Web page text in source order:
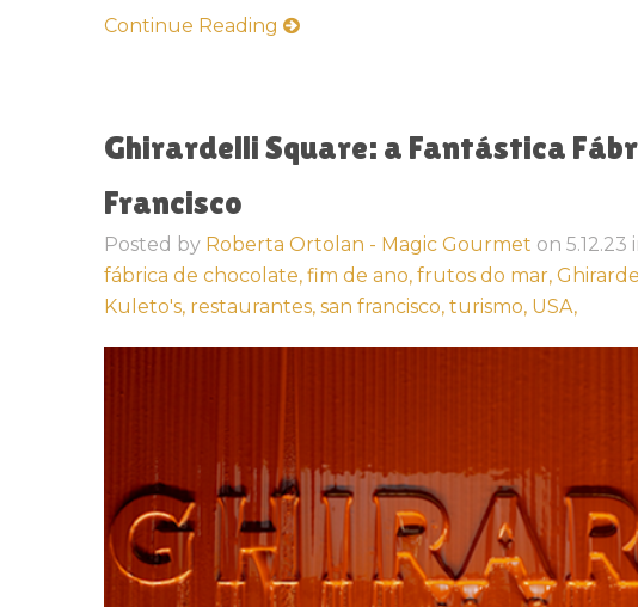
Continue Reading
Ghirardelli Square: a Fantástica
Francisco
Posted by Roberta Ortolan - Magic Gourmet on 5.12.23
fábrica de chocolate, fim de ano, frutos do mar,
Kuleto's, restaurantes, san francisco, turismo, USA,